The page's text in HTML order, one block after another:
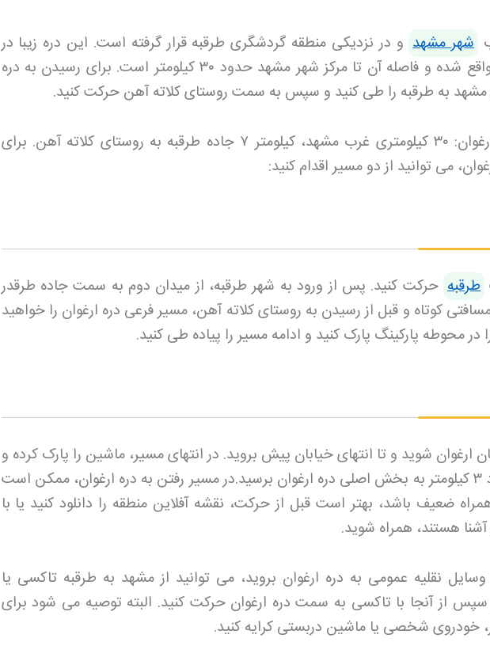
شهر مشهد و در نزدیکی منطقه گردشگری طرقبه قرار گرفته است. این دره زیبا در
شده و فاصله آن تا مرکز شهر مشهد حدود ۳۰کیلومتر است. برای رسیدن به دره
مشهد به طرقبه را طی کنید و سپس به سمت روستای کلاته آهن حرکت کنید.
۳۰ کیلومتری غرب مشهد، کیلومتر ۷ جاده طرقبه به روستای کلاته آهن. برای
می توانید از دو مسیر اقدام کنید:
طرقبه حرکت کنید. پس از ورود به شهر طرقبه، از میدان دوم به سمت جاده طرقدر
کوتاه و قبل از رسیدن به روستای کلاته آهن، مسیر فرعی دره ارغوان را خواهید
محوطه پارکینگ پارک کنید و ادامه مسیر را پیاده طی کنید.
ارغوان شوید و تا انتهای خیابان پیش بروید. در انتهای مسیر، ماشین را پارک کرده و
۳کیلومتر به بخش اصلی دره ارغوان برسید.در مسیر رفتن به دره ارغوان، ممکن است
ضعیف باشد، بهتر است قبل از حرکت، نقشه آفلاین منطقه را دانلود کنید یا با
هستند، همراه شوید.
نقلیه عمومی به دره ارغوان بروید، می توانید از مشهد به طرقبه تاکسی یا
از آنجا با تاکسی به سمت دره ارغوان حرکت کنید. البته توصیه می شود برای
خودروی شخصی یا ماشین دربستی کرایه کنید.